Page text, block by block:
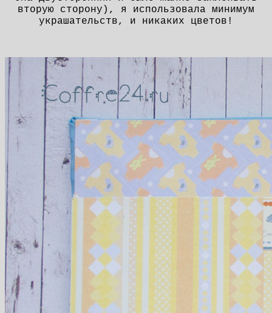
вторую сторону), я использовала минимум
украшательств, и никаких цветов!